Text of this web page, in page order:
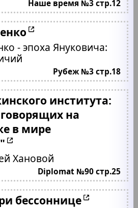
Наше время №3 стр.12
- эпоха Януковича:
Рубеж №3 стр.18
института:
на
в мире
Хановой
Diplomat №90 стр.25
бессоннице